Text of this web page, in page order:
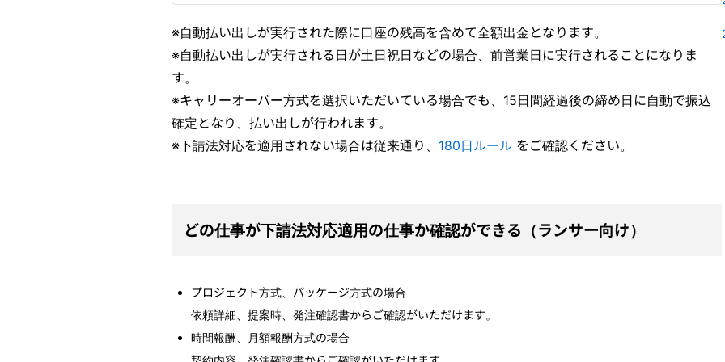
※自動払い出しが実行された際に口座の残高を含めて全額出金となります。
※自動払い出しが実行される日が土日祝日などの場合、前営業日に実行されることになりま
す。
※キャリーオーバー方式を選択いただいている場合でも、15日間経過後の締め日に自動で振込
確定となり、払い出しが行われます。
※下請法対応を適用されない場合は従来通り、 180日ルール をご確認ください。
どの仕事が下請法対応適用の仕事か確認ができる（ランサー向け）
プロジェクト方式、パッケージ方式の場合
依頼詳細、提案時、発注確認書からご確認がいただけます。
時間報酬、月額報酬方式の場合